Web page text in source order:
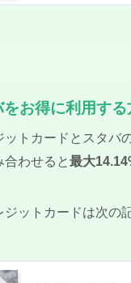
をお得に利用する
ットカードとスタバ
合わせると最大
ジットカードは次の